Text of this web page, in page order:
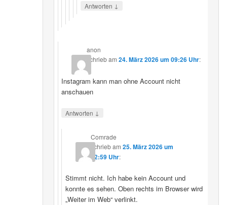
Antworten ↓
anon
schriebam24. März 2026 um 09:26 Uhr:
Instagram kann man ohne Account nicht
anschauen
Antworten ↓
Comrade
schriebam 25. März 2026 um
12:59 Uhr:
Stimmt nicht. Ich habe kein Account und
konnte es sehen. Oben rechts im Browser wird
„Weiter im Web“ verlinkt.